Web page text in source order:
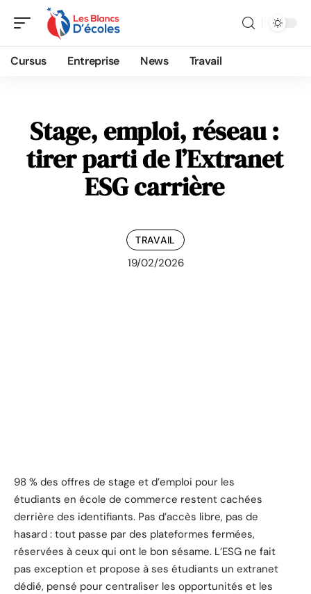
Cursus Entreprise News Travail
Stage, emploi, réseau :
tirer parti de l’Extranet
ESG carrière
TRAVAIL
19/02/2026
98 % des offres de stage et d’emploi pour les
étudiants en école de commerce restent cachées
derrière des identifiants. Pas d’accès libre, pas de
hasard : tout passe par des plateformes fermées,
réservées à ceux qui ont le bon sésame. L’ESG ne fait
pas exception et propose à ses étudiants un extranet
dédié, pensé pour centraliser les opportunités et les